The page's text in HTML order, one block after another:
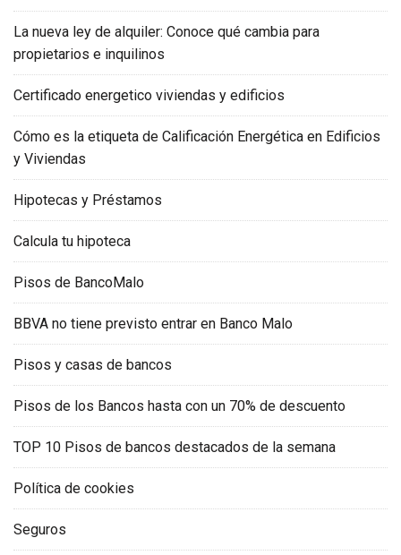
La nueva ley de alquiler: Conoce qué cambia para
propietarios e inquilinos
Certificado energetico viviendas y edificios
Cómo es la etiqueta de Calificación Energética en Edificios
y Viviendas
Hipotecas y Préstamos
Calcula tu hipoteca
Pisos de BancoMalo
BBVA no tiene previsto entrar en Banco Malo
Pisos y casas de bancos
Pisos de los Bancos hasta con un 70% de descuento
TOP 10 Pisos de bancos destacados de la semana
Política de cookies
Seguros